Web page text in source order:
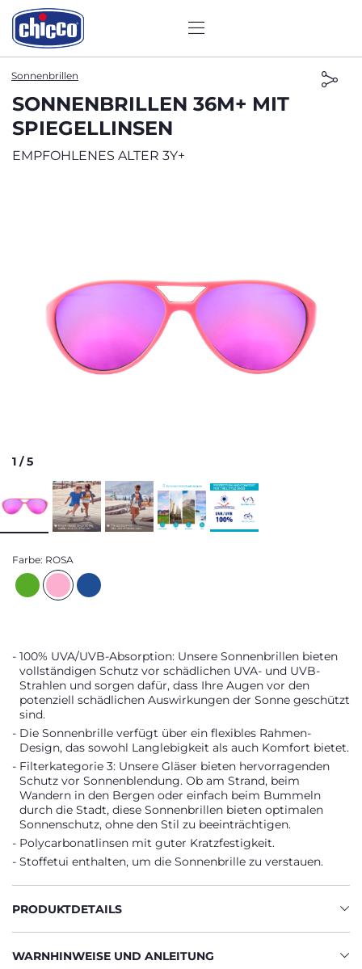
Sonnenbrillen
SONNENBRILLEN 36M+ MIT
SPIEGELLINSEN
EMPFOHLENES ALTER 3Y+
1 /5
Farbe: ROSA
100% UVA/UVB-Absorption: Unsere Sonnenbrillen bieten
vollständigen Schutz vor schädlichen UVA- und UVB-
Strahlen und sorgen dafür, dass Ihre Augen vor den
potenziell schädlichen Auswirkungen der Sonne geschützt
sind.
Die Sonnenbrille verfügt über ein flexibles Rahmen-
Design, das sowohl Langlebigkeit als auch Komfort bietet.
Filterkategorie 3: Unsere Gläser bieten hervorragenden
Schutz vor Sonnenblendung. Ob am Strand, beim
Wandern in den Bergen oder einfach beim Bummeln
durch die Stadt, diese Sonnenbrillen bieten optimalen
Sonnenschutz, ohne den Stil zu beeinträchtigen.
Polycarbonatlinsen mit guter Kratzfestigkeit.
Stoffetui enthalten, um die Sonnenbrille zu verstauen.
PRODUKTDETAILS
WARNHINWEISE UND ANLEITUNG